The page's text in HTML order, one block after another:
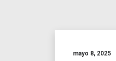
mayo 8, 2025